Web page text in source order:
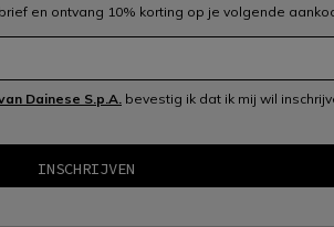
en ontvang 10% korting op je volgende
Dainese S.p.A. bevestig ik dat ik mij wil